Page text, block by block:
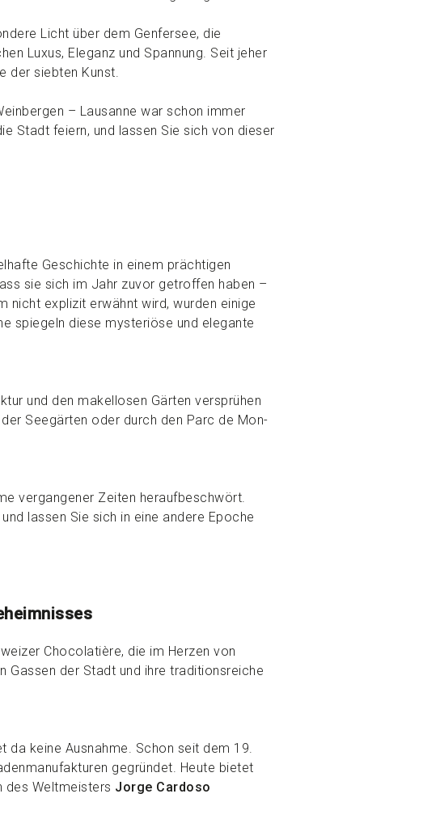
Licht über dem Genfersee, die
Luxus, Eleganz und Spannung. Seit jeher
der siebten Kunst.
– Lausanne war schon immer
Stadt feiern, und lassen Sie sich von dieser
Geschichte in einem prächtigen
sie sich im Jahr zuvor getroffen haben –
nicht explizit erwähnt wird, wurden einige
spiegeln diese mysteriöse und elegante
und den makellosen Gärten versprühen
Seegärten oder durch den Parc de Mon-
vergangener Zeiten heraufbeschwört.
und lassen Sie sich in eine andere Epoche
Chocolatière, die im Herzen von
Gassen der Stadt und ihre traditionsreiche
keine Ausnahme. Schon seit dem 19.
gegründet. Heute bietet
des Weltmeisters Jorge Cardoso